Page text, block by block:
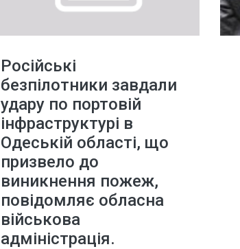
Російські
безпілотники завдали
удару по портовій
інфраструктурі в
Одеській області, що
призвело до
виникнення пожеж,
повідомляє обласна
військова
адміністрація.